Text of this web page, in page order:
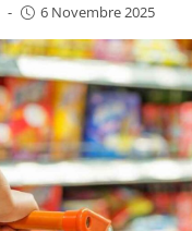
- 6 Novembre 2025